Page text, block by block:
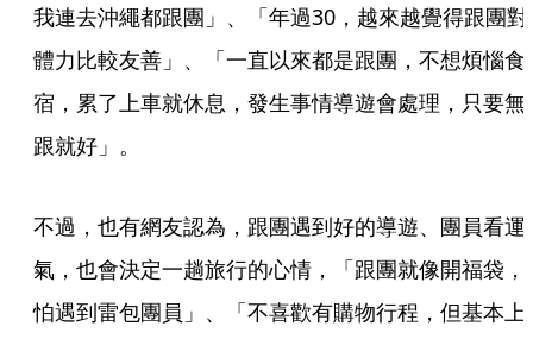
我連去沖繩都跟團」、「年過30，越來越覺得跟團對
體力比較友善」、「一直以來都是跟團，不想煩惱食
宿，累了上車就休息，發生事情導遊會處理，只要無
跟就好」。
不過，也有網友認為，跟團遇到好的導遊、團員看運
氣，也會決定一趟旅行的心情，「跟團就像開福袋，
怕遇到雷包團員」、「不喜歡有購物行程，但基本上